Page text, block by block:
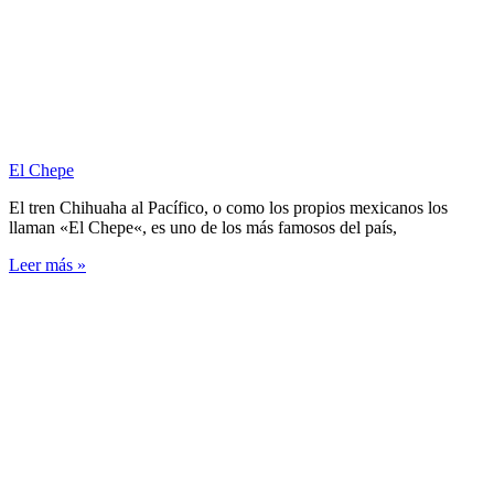
El Chepe
El tren Chihuaha al Pacífico, o como los propios mexicanos los
llaman «El Chepe«, es uno de los más famosos del país,
Leer más »